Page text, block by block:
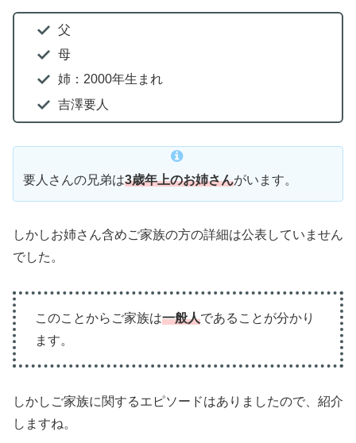
父
母
姉：2000年生まれ
吉澤要人
要人さんの兄弟は3歳年上のお姉さんがいます。
しかしお姉さん含めご家族の方の詳細は公表していません
でした。
このことからご家族は一般人であることが分かり
ます。
しかしご家族に関するエピソードはありましたので、紹介
しますね。